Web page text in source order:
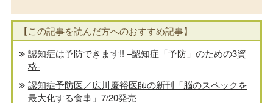
【この記事を読んだ方へのおすすめ記事】
認知症は予防できます!! –認知症「予防」のための3資
格-
認知症予防医／広川慶裕医師の新刊「脳のスペックを
最大化する食事」7/20発売